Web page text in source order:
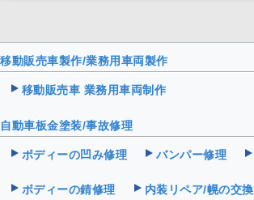
移動販売車製作/業務用車両製作
移動販売車 業務用車両制作
自動車板金塗装/事故修理
ボディーの凹み修理 バンパー修理
ボディーの錆修理 内装リペア/幌の交換